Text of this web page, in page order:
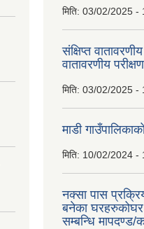
मिति: 03/02/2025 -
संक्षिप्त
वातावरणीय
मिति: 03/02/2025 -
माडी
मिति: 10/02/2024 -
नक्सा पास
बनेका
सम्बन्धि मापदण्ड/